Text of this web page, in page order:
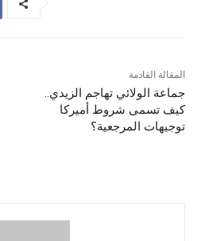
المقالة القادمة
جماعة الولائي تهاجم الزيدي..
كيف تسمى شروط أميركا
توجيهات المرجعية؟